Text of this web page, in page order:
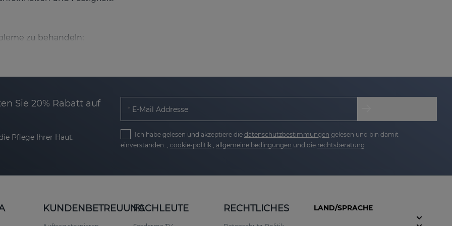
zu behandeln:
: Vitamin C hilft, Flecken aufzuhellen und den Hautton auszugleichen. Verbessert Elastizität und
Hautstruktur und sorgt für ein glatteres und jugendlicheres Aussehen.
und stärkt die Barrierefunktion.
für trockene oder feuchtigkeitsarme HautMit einer Konzentration von 0,25 % spendet diese Creme
ihr Aussehen und ihre Elastizität.
Sie 20% Rabatt auf
Pflege Ihrer Haut.
E-Mail Addresse
Ich habe gelesen und akzeptiere die datenschutzbestimmungen gelesen und bin damit
einverstanden. , cookie-politik allgemeine bedingungen und die rechtsberatung
KUNDENBETREUUNGFACHLEUTE RECHTLICHES LAND/SPRACHE